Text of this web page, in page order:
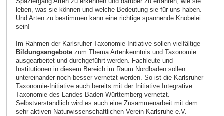
leben, was sie können und welche Bedeutung sie für uns haben.
Und Arten zu bestimmen kann eine richtige spannende Knobelei
sein!
Im Rahmen der Karlsruher Taxonomie-Initiative sollen vielfältige
Bildungsangebotezum Thema Artenkenntnis und Taxonomie
ausgearbeitet und durchgeführt werden. Fachleute und
Institutionen in diesem Bereich im Raum Nordbaden sollen
untereinander noch besser vernetzt werden. So ist die Karlsruher
Taxonomie-Initiative auch bereits mit der Initiative Integrative
Taxonomie des Landes Baden-Württemberg vernetzt.
Selbstverständlich wird es auch eine Zusammenarbeit mit dem
sehr aktiven Naturwissenschaftlichen Verein Karlsruhe e.V.